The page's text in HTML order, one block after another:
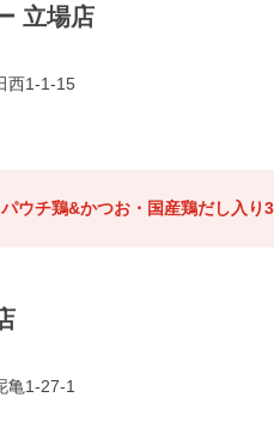
立場店
西1-1-15
ウチ鶏&かつお・国産鶏だし入り
亀1-27-1